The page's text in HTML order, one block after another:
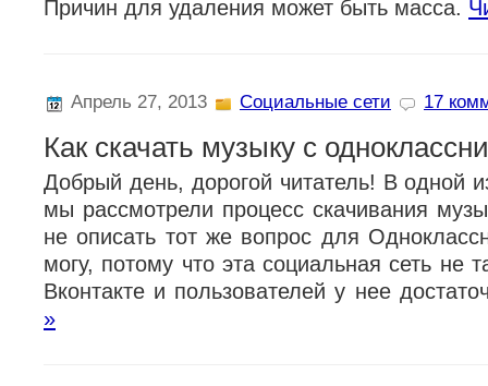
Причин для удаления может быть масса.
Апрель 27, 2013 Социальные сети 17
Как скачать музыку с
Добрый день, дорогой читатель! В одной
мы рассмотрели процесс скачивания
не описать тот же вопрос для
могу, потому что эта социальная сеть не
Вконтакте и пользователей у нее
»